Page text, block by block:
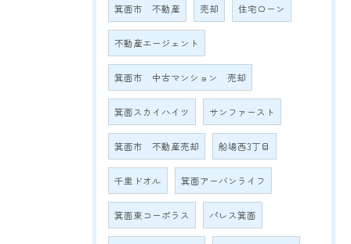
箕面市 不動産 売却 住宅ローン
不動産エージェント
箕面市 中古マンション 売却
箕面スカイハイツ サンファースト
箕面市 不動産売却 船場西3丁目
千里ドオル 箕面アーバンライフ
箕面東コーポラス パレス箕面